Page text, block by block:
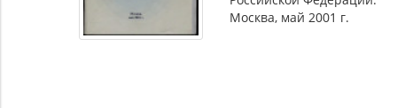
Москва, май 2001 г.